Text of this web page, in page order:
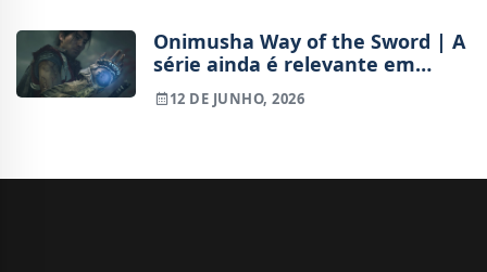
Onimusha Way of the Sword | A
série ainda é relevante em
2026? Antevisão
12 DE JUNHO, 2026